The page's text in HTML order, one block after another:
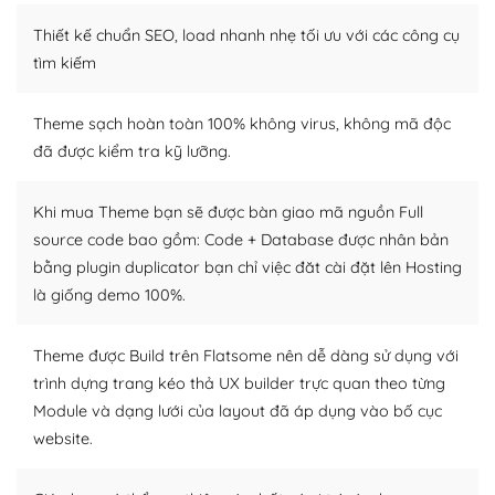
WordPress là nơi lưu trữ cho một diễn đàn cộng đồng
người cuồng tín WordPress.
Nếu bạn gặp khó khăn, bạn có thể lên mạng và tìm
lời, giải đáp vấn đề của bạn.
Cộng đồng sử dụng WordPress sẵn sàng hỗ trợ bạn
– Đa dạng plugin và themes
Plugin mở rộng là thành phần cài đặt thêm vào
WordPress để tăng thêm các tính năng cần thiết. Có
nhiều plugin trả phí hoặc miễn phí.
Nhờ lượng người dùng đông đảo, thư viện themes và
Thiết kế chuẩn SEO, load nhanh nhẹ tối ưu với các công cụ
tìm kiếm
Theme sạch hoàn toàn 100% không virus, không mã độc
đã được kiểm tra kỹ lưỡng.
Khi mua Theme bạn sẽ được bàn giao mã nguồn Full
source code bao gồm: Code + Database được nhân bản
bằng plugin duplicator bạn chỉ việc đăt cài đặt lên Hosting
là giống demo 100%.
Theme được Build trên Flatsome nên dễ dàng sử dụng với
trình dựng trang kéo thả UX builder trực quan theo từng
Module và dạng lưới của layout đã áp dụng vào bố cục
website.